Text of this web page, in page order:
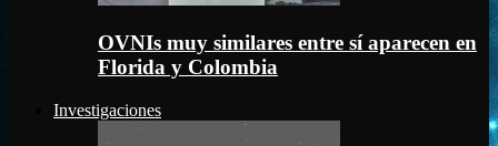
OVNIs muy similares entre sí aparecen en
Florida y Colombia
Investigaciones